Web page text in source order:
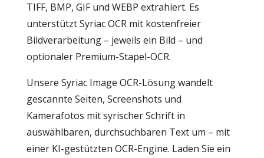
TIFF, BMP, GIF und WEBP extrahiert. Es
unterstützt Syriac OCR mit kostenfreier
Bildverarbeitung – jeweils ein Bild – und
optionaler Premium-Stapel-OCR.
Unsere Syriac Image OCR-Lösung wandelt
gescannte Seiten, Screenshots und
Kamerafotos mit syrischer Schrift in
auswählbaren, durchsuchbaren Text um – mit
einer KI-gestützten OCR-Engine. Laden Sie ein